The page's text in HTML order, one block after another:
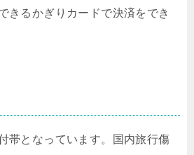
きるかぎりカードで決済をでき
帯となっています。国内旅行傷